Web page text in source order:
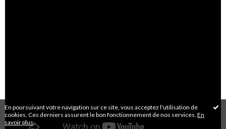
En poursuivant votre navigation sur ce site, vous acceptez l'utilisation de
cookies. Ces derniers assurent le bon fonctionnement de nos services. En
savoir plus.